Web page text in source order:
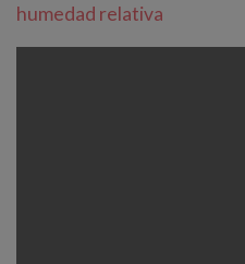
humedad relativa